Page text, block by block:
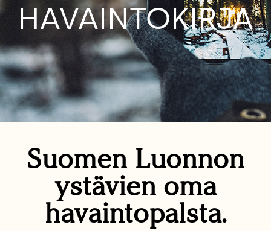
HAVAINTOKIRJA
Suomen Luonnon
ystävien oma
havaintopalsta.